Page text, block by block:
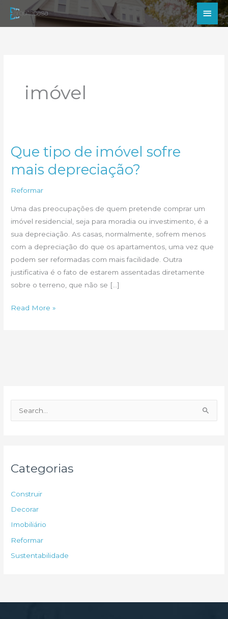
para
imóvel
Que tipo de imóvel sofre
mais depreciação?
Reformar
Uma das preocupações de quem pretende comprar um
imóvel residencial, seja para moradia ou investimento, é a
sua depreciação. As casas, normalmente, sofrem menos
com a depreciação do que os apartamentos, uma vez que
podem ser reformadas com mais facilidade. Outra
justificativa é o fato de estarem assentadas diretamente
sobre o terreno, que não se […]
Que
Read More »
e
p
o
r
Categorias
Construir
Decorar
Imobiliário
Reformar
Sustentabilidade